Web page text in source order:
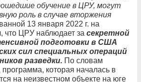
обучение в ЦРУ, могут
роль в случае вторжения
13 января 2022 г. на
что ЦРУ наблюдает за секретной
подготовки в США
сил специальных операций
разведки. По словам
которая началась в
на неизвестном объекте на юге